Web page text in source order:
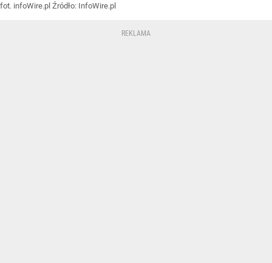
fot. infoWire.pl Źródło: InfoWire.pl